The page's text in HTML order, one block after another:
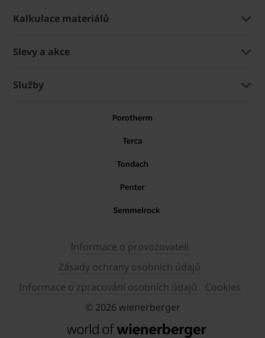
Kalkulace materiálů
Slevy a akce
Služby
Informace o provozovateli
Zásady ochrany osobních údajů
Informace o zpracování osobních údajů
Cookies
© 2026 wienerberger